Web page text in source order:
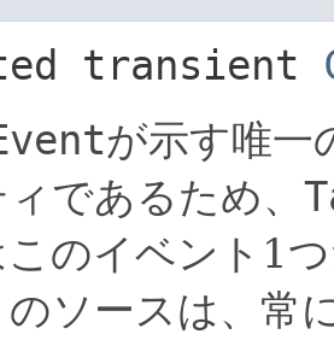
transient
が示す唯一
であるため、
のイベント1
のソースは、常